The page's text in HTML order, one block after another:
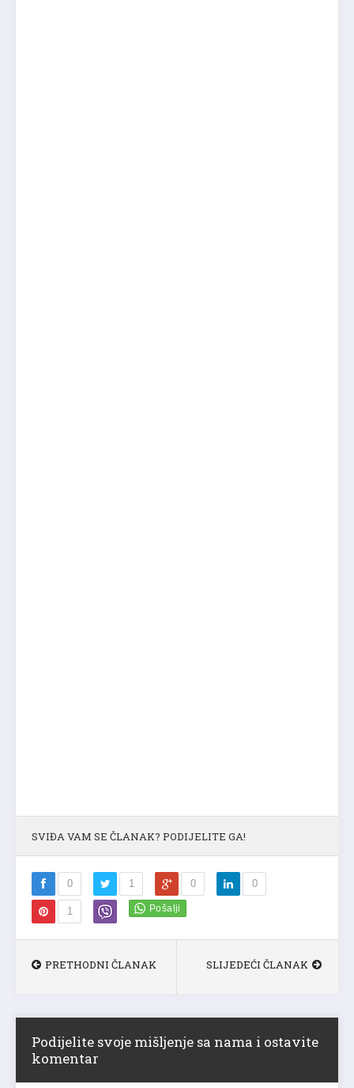
SVIĐA VAM SE ČLANAK? PODIJELITE GA!
0 1 0 0
1
PRETHODNI ČLANAK SLIJEDEĆI ČLANAK
Podijelite svoje mišljenje sa nama i ostavite
komentar